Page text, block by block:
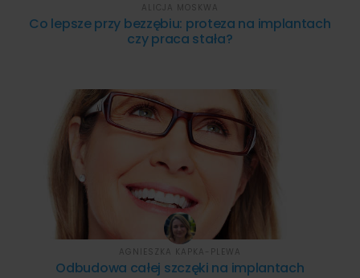
Co lepsze przy bezzębiu: proteza na implantach
czy praca stała?
ALICJA MOSKWA
Odbudowa całej szczęki na implantach
AGNIESZKA KAPKA-PLEWA